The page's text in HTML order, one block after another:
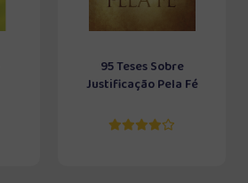
95 Teses Sobre
Justificação Pela Fé